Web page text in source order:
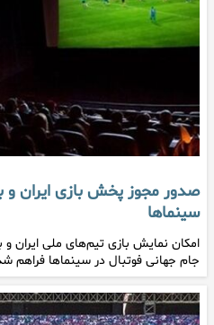
صدور مجوز پخش بازی ایران و
سینماها
امکان نمایش بازی تیم‌های ملی ایران
جام جهانی فوتبال در سینماها فراهم